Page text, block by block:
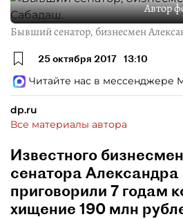
Автор
Бывший сенатор, бизнесмен
25 октября 2017 13:10
Читайте нас в мессенджере
dp.ru
Все материалы автора
Известного
сенатора
приговорили 7 годам
хищение 190 млн